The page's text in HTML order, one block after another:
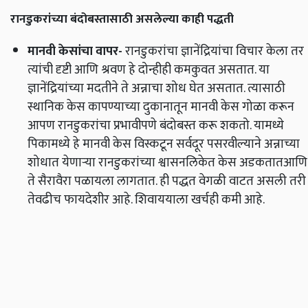
रानडुकरांच्या बंदोबस्तासाठी असलेल्या काही पद्धती
मानवीकेसांचावापर-रानडुकरांचा ज्ञानेंद्रियांचा विचार केला तर
त्यांची दृष्टी आणि श्रवण हे दोन्हीही कमकुवत असतात. या
ज्ञानेंद्रियांच्या मदतीने ते अन्नाचा शोध घेत असतात. त्यासाठी
स्थानिक केस कापण्याच्या दुकानातून मानवी केस गोळा करून
आपण रानडुकरांचा प्रभावीपणे बंदोबस्त करू शकतो. यामध्ये
पिकामध्ये हे मानवी केस विस्कटून सर्वदूर पसरवील्याने अन्नाच्या
शोधात येणार्‍या रानडुकरांच्या श्वासनलिकेत केस अडकतातआणि
ते सैरावैरा पळायला लागतात. ही पद्धत वेगळी वाटत असली तरी
तेवढीच फायदेशीर आहे. शिवाययाला खर्चही कमी आहे.